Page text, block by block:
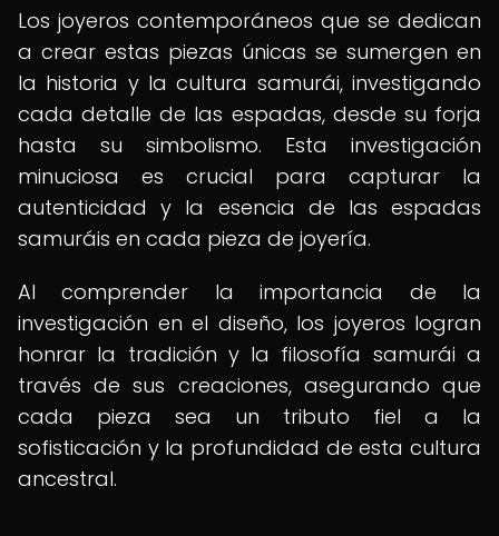
Los joyeros contemporáneos que se dedican
a crear estas piezas únicas se sumergen en
la historia y la cultura samurái, investigando
cada detalle de las espadas, desde su forja
hasta su simbolismo. Esta investigación
minuciosa es crucial para capturar la
autenticidad y la esencia de las espadas
samuráis en cada pieza de joyería.
Al comprender la importancia de la
investigación en el diseño, los joyeros logran
honrar la tradición y la filosofía samurái a
través de sus creaciones, asegurando que
cada pieza sea un tributo fiel a la
sofisticación y la profundidad de esta cultura
ancestral.